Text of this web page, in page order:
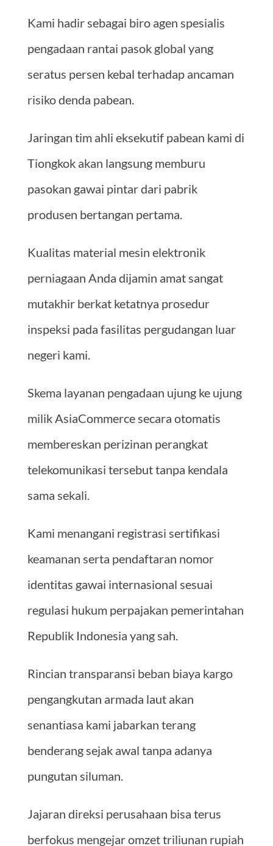
Kami hadir sebagai biro agen spesialis
pengadaan rantai pasok global yang
seratus persen kebal terhadap ancaman
risiko denda pabean.
Jaringan tim ahli eksekutif pabean kami di
Tiongkok akan langsung memburu
pasokan gawai pintar dari pabrik
produsen bertangan pertama.
Kualitas material mesin elektronik
perniagaan Anda dijamin amat sangat
mutakhir berkat ketatnya prosedur
inspeksi pada fasilitas pergudangan luar
negeri kami.
Skema layanan pengadaan ujung ke ujung
milik AsiaCommerce secara otomatis
membereskan perizinan perangkat
telekomunikasi tersebut tanpa kendala
sama sekali.
Kami menangani registrasi sertifikasi
keamanan serta pendaftaran nomor
identitas gawai internasional sesuai
regulasi hukum perpajakan pemerintahan
Republik Indonesia yang sah.
Rincian transparansi beban biaya kargo
pengangkutan armada laut akan
senantiasa kami jabarkan terang
benderang sejak awal tanpa adanya
pungutan siluman.
Jajaran direksi perusahaan bisa terus
berfokus mengejar omzet triliunan rupiah